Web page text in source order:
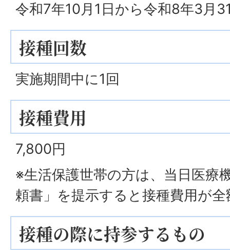
令和7年10月1日から令和8年3月
接種回数
実施期間中に1回
接種費用
7,800円
※生活保護世帯の方は、当日医療
頼書」を提示すると接種費用が
接種の際に持参するもの